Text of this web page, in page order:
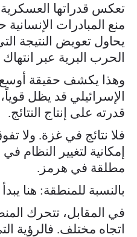
تعكس قدراتها
منع المبادرات الإنسانية
يحاول تعويض النتيجة
الحرب البرية عبر انتهاك
وهذا يكشف حقيقة
الإسرائيلي قد يظل
قدرته على إنتاج النتائج.
فلا نتائج في غزة. ولا
إمكانية لتغيير النظام
مطلقة في هرمز.
بالنسبة للمنطقة: هنا يبدأ
في المقابل، تتحرك
اتجاه مختلف. فالرؤية